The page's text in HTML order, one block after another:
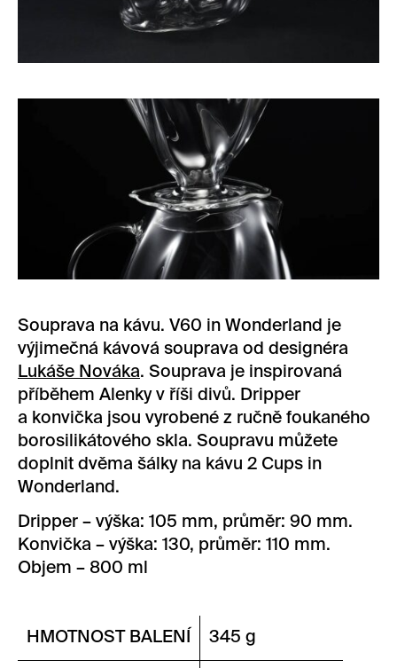
Souprava na kávu. V60 in Wonderland je
výjimečná kávová souprava od designéra
Lukáše Nováka. Souprava je inspirovaná
příběhem Alenky v říši divů. Dripper
a konvička jsou vyrobené z ručně foukaného
borosilikátového skla. Soupravu můžete
doplnit dvěma šálky na kávu 2 Cups in
Wonderland.
Dripper – výška: 105 mm, průměr: 90 mm.
Konvička – výška: 130, průměr: 110 mm.
Objem – 800 ml
HMOTNOST BALENÍ 345 g